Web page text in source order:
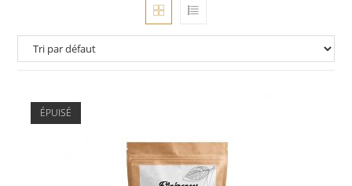
ÉPUISÉ